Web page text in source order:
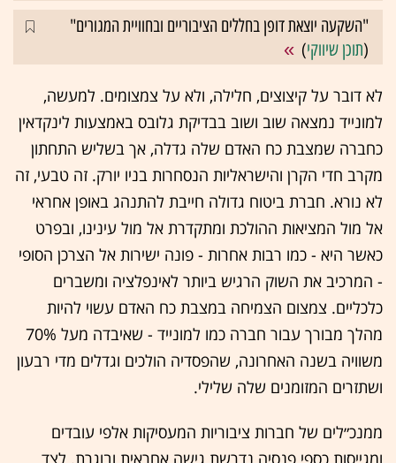
"השקעה יוצאת דופן בחללים הציבוריים ובחוויית המגורים"
(תוכן שיווקי)
לא דובר על קיצוצים, חלילה, ולא על צמצומים. למעשה,
למונייד נמצאה שוב ושוב בבדיקת גלובס באמצעות לינקדאין
כחברה שמצבת כח האדם שלה גדלה, אך בשליש התחתון
מקרב חדי הקרן והישראליות הנסחרות בניו יורק. זה טבעי, זה
לא נורא. חברת ביטוח גדולה חייבת להתנהג באופן אחראי
אל מול המציאות ההולכת ומתקדרת אל מול עינינו, ובפרט
כאשר היא - כמו רבות אחרות - פונה ישירות אל הצרכן הסופי
- המרכיב את השוק הרגיש ביותר לאינפלציה ומשברים
כלכליים. צמצום הצמיחה במצבת כח האדם עשוי להיות
מהלך מבורך עבור חברה כמו למונייד - שאיבדה מעל 70%
משוויה בשנה האחרונה, שהפסדיה הולכים וגדלים מדי רבעון
ושתזרים המזומנים שלה שלילי.
ממנכ״לים של חברות ציבוריות המעסיקות אלפי עובדים